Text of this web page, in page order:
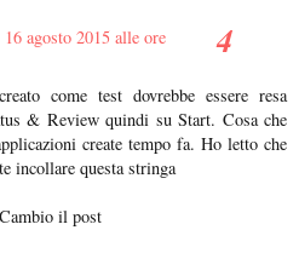
16 agosto 2015 alle ore
come test dovrebbe essere resa
& Review quindi su Start. Cosa che
create tempo fa. Ho letto che
incollare questa stringa
il post